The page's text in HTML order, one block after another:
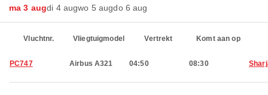
ma 3 augdi 4 augwo 5 augdo 6 aug
Vluchtnr. Vliegtuigmodel Vertrekt Komt aan op
PC747 Airbus A321 04:50 08:30